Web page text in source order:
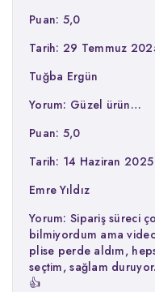
Puan: 5,0
Tarih: 29 Temmuz
Tuğba Ergün
Yorum: Güzel ürün…
Puan: 5,0
Tarih: 14 Haziran 2025
Emre Yıldız
Yorum: Sipariş süreci
bilmiyordum ama
plise perde aldım,
seçtim, sağlam
👍